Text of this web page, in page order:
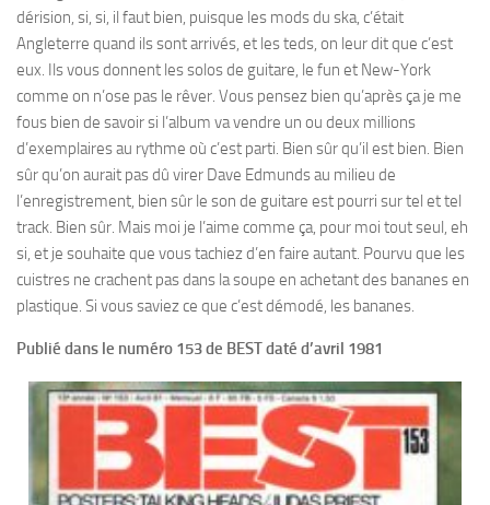
dérision, si, si, il faut bien, puisque les mods du ska, c’était
Angleterre quand ils sont arrivés, et les teds, on leur dit que c’est
eux. Ils vous donnent les solos de guitare, le fun et New-York
comme on n’ose pas le rêver. Vous pensez bien qu’après ça je me
fous bien de savoir si l’album va vendre un ou deux millions
d’exemplaires au rythme où c’est parti. Bien sûr qu’il est bien. Bien
sûr qu’on aurait pas dû virer Dave Edmunds au milieu de
l’enregistrement, bien sûr le son de guitare est pourri sur tel et tel
track. Bien sûr. Mais moi je l’aime comme ça, pour moi tout seul, eh
si, et je souhaite que vous tachiez d’en faire autant. Pourvu que les
cuistres ne crachent pas dans la soupe en achetant des bananes en
plastique. Si vous saviez ce que c’est démodé, les bananes.
Publié dans le numéro 153 de BEST daté d’avril 1981